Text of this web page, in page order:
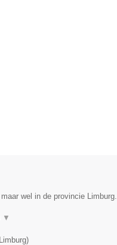
wel in de provincie Limburg.
▼
)